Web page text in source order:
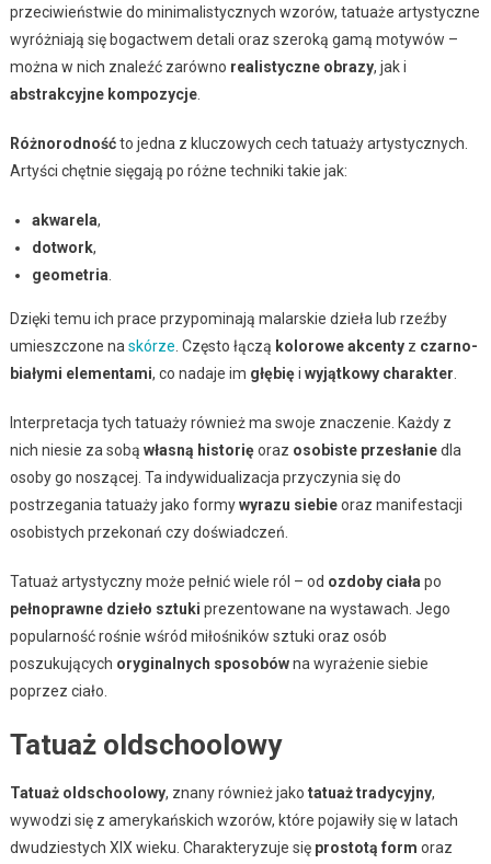
przeciwieństwie do minimalistycznych wzorów, tatuaże artystyczne
wyróżniają się bogactwem detali oraz szeroką gamą motywów –
można w nich znaleźć zarówno realistyczne obrazy, jak i
abstrakcyjne kompozycje.
Różnorodnośćto jedna z kluczowych cech tatuaży artystycznych.
Artyści chętnie sięgają po różne techniki takie jak:
akwarela,
dotwork,
geometria
Dzięki temu ich prace przypominają malarskie dzieła lub rzeźby
umieszczone na skórze . Często łączą kolorowe akcentyz czarno-
białymi elementami, co nadaje im głębięi wyjątkowy charakter
Interpretacja tych tatuaży również ma swoje znaczenie. Każdy z
nich niesie za sobą własną historięoraz osobiste przesłaniedla
osoby go noszącej. Ta indywidualizacja przyczynia się do
postrzegania tatuaży jako formywyrazu siebieoraz manifestacji
osobistych przekonań czy doświadczeń.
Tatuaż artystyczny może pełnić wiele ról – od ozdoby ciała po
pełnoprawne dzieło sztuki prezentowane na wystawach. Jego
popularność rośnie wśród miłośników sztuki oraz osób
poszukujących oryginalnych sposobówna wyrażenie siebie
poprzez ciało.
Tatuaż oldschoolowy
Tatuaż oldschoolowy, znany również jako tatuaż tradycyjny,
wywodzi się z amerykańskich wzorów, które pojawiły się w latach
dwudziestych XIX wieku. Charakteryzuje się prostotą form oraz